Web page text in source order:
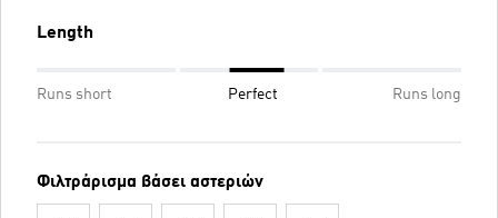
Length
Runs short Perfect Runs long
Φιλτράρισμα βάσει αστεριών